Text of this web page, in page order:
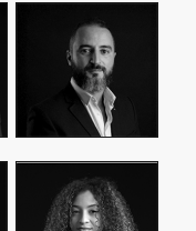
KARIM BENKIRAN
CHIEF CREATIVE
OFFICER
SAMI SABER
MEDIA RELATIONS
DIRECTOR